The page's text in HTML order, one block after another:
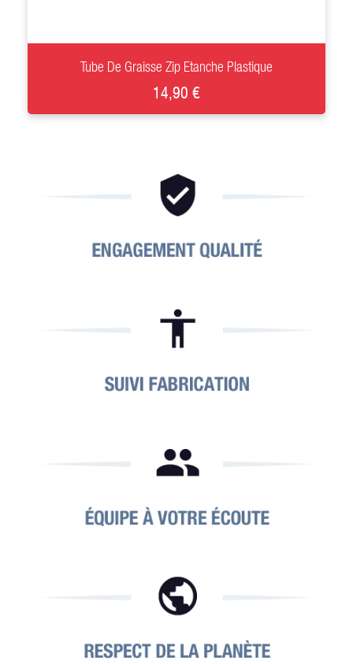
+
Tube De Graisse Zip Etanche Plastique
14,90 €